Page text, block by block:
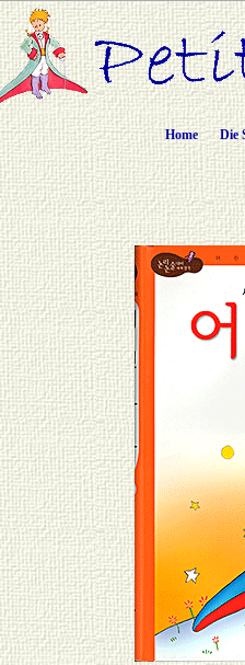
Home Die